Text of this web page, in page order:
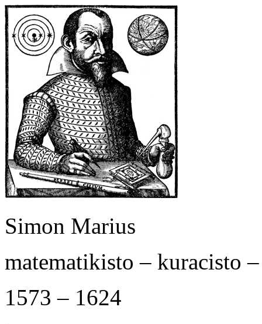
Simon Marius
matematikisto – kuracisto
1573 – 1624